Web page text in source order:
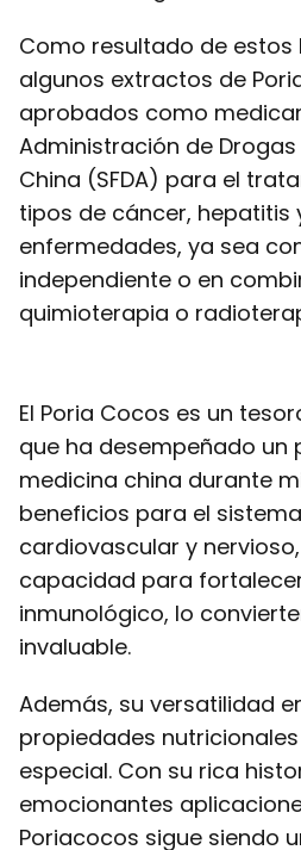
Como resultado de estos
algunos extractos de
aprobados como
Administración de
China (SFDA) para el
tipos de cáncer, hepatitis
enfermedades, ya sea
independiente o en
quimioterapia o
El Poria Cocos es un
que ha desempeñado un
medicina china durante
beneficios para el
cardiovascular y
capacidad para
inmunológico, lo
invaluable.
Además, su versatilidad
propiedades
especial. Con su rica
emocionantes
Poriacocos sigue siendo